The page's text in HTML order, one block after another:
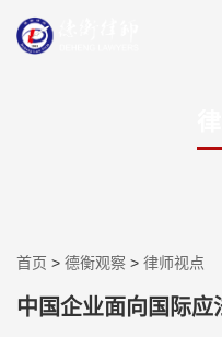
首页 > 德衡观察 > 律师视点
中国企业面向国际应